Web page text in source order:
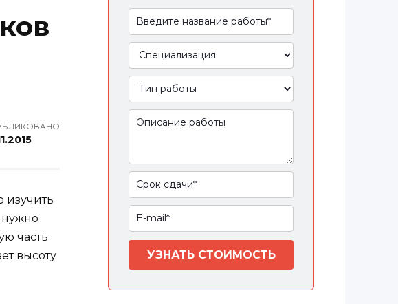
изучить
нужно
часть
высоту
УЗНАТЬ СТОИМОСТЬ